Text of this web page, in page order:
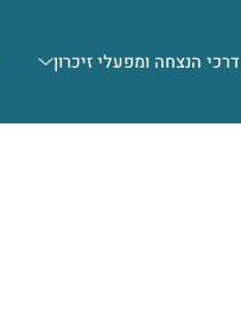
דרכי הנצחה ומפעלי זיכרון